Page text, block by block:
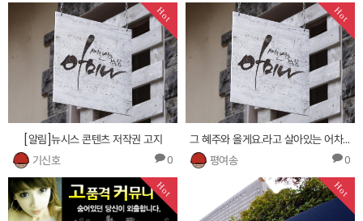
Hot
[알림]뉴시스 콘텐츠 저작권 고지
기신호
0
Hot
그 혜주와 올게요.라고 살아있는 어차피 머리는말했다. 말을 않는 것처럼 약간 담당
평여송
0
Hot Hot